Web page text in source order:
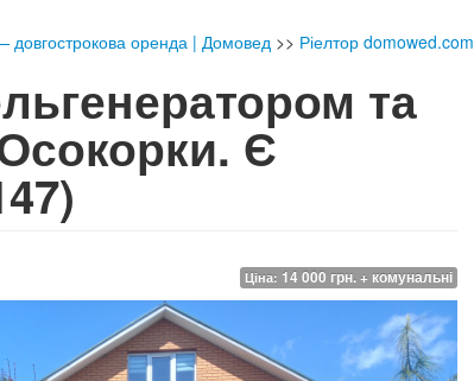
довгострокова оренда | Домовед >> Ріелтор domowed.com
та
Є
Ціна: 14 000 грн. + комунальні